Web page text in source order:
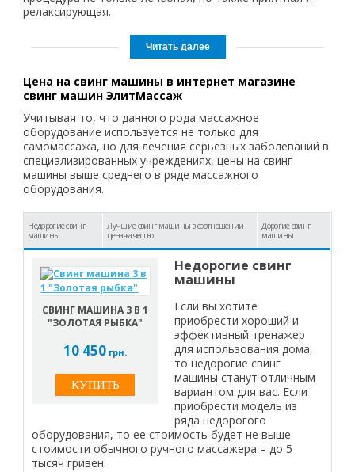
релаксирующая.
Цена на свинг машины в интернет магазине
свинг машин ЭлитМассаж
Учитывая то, что данного рода массажное
оборудование используется не только для
самомассажа, но для лечения серьезных заболеваний в
специализированных учреждениях, цены на свинг
машины выше среднего в ряде массажного
оборудования.
Недорогие свинг
машины
Лучшие свинг машины в соотношении
цена-качество
Дорогие свинг
машины
СВИНГ МАШИНА 3 В 1
"ЗОЛОТАЯ РЫБКА"
10 450 грн.
Недорогие свинг
машины
Если вы хотите
приобрести хороший и
эффективный тренажер
для использования дома,
то недорогие свинг
машины станут отличным
вариантом для вас. Если
приобрести модель из
ряда недорогого
оборудования, то ее стоимость будет не выше
стоимости обычного ручного массажера – до 5
тысяч гривен.